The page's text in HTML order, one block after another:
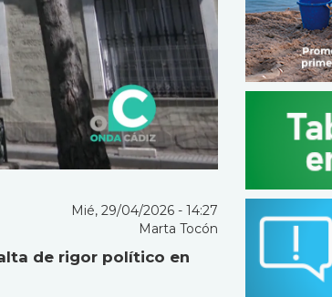
Mié, 29/04/2026 - 14:27
Marta Tocón
de rigor político en